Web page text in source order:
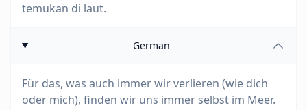
temukan di laut.
German
Für das, was auch immer wir verlieren (wie dich
oder mich), finden wir uns immer selbst im Meer.